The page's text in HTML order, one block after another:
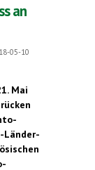
an
05-10
Mai
Länder-